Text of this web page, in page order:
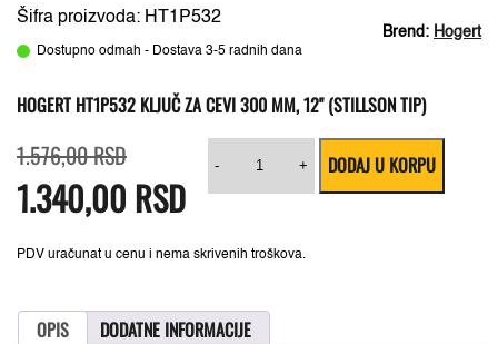
Brend: Hogert
Šifra proizvoda: HT1P532
Dostupno odmah - Dostava 3-5 radnih dana
HOGERT HT1P532 KLJUČ ZA CEVI 300 MM, 12" (STILLSON TIP)
1.576,00RSDcena
je
bila:
1.576,00 RSD.
1.340,00 RSD
cena
je:
1.340,00 RSD.
PDV uračunat u cenu i nema skrivenih troškova.
-
HT1P532
za
mm,
količina
+ DODAJ U KORPU
OPIS DODATNE INFORMACIJE